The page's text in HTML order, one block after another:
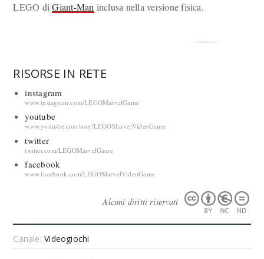
LEGO diGiant-Man inclusa nella versione fisica.
RISORSE IN RETE
instagram
www.instagram.com/LEGOMarvelGame
youtube
www.youtube.com/user/LEGOMarvelVideoGame
twitter
twitter.com/LEGOMarvelGame
facebook
www.facebook.com/LEGOMarvelVideoGame
Alcuni diritti riservati
Canale:Videogiochi